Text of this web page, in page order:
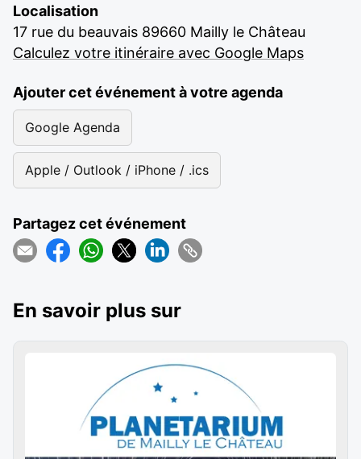
Localisation
17 rue du beauvais 89660 Mailly le Château
Calculez votre itinéraire avec Google Maps
Ajouter cet événement à votre agenda
Google Agenda
Apple / Outlook / iPhone / .ics
Partagez cet événement
En savoir plus sur